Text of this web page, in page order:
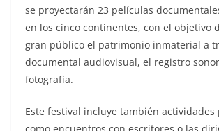
se proyectarán 23 películas
en los cinco continentes, con el objetivo
gran público el patrimonio inmaterial a
documental audiovisual, el registro
fotografía.
Este festival incluye también actividades